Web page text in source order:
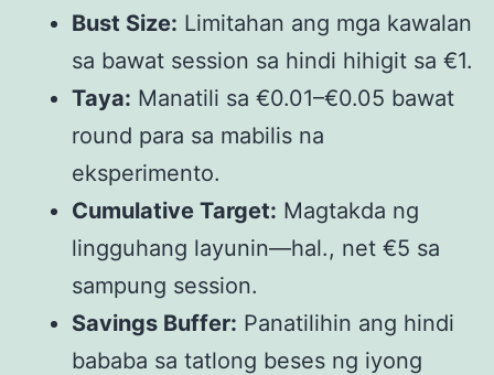
Bust Size: Limitahan ang mga kawalan
sa bawat session sa hindi hihigit sa €1.
Taya: Manatili sa €0.01–€0.05 bawat
round para sa mabilis na
eksperimento.
Cumulative Target: Magtakda ng
lingguhang layunin—hal., net €5 sa
sampung session.
Savings Buffer: Panatilihin ang hindi
bababa sa tatlong beses ng iyong